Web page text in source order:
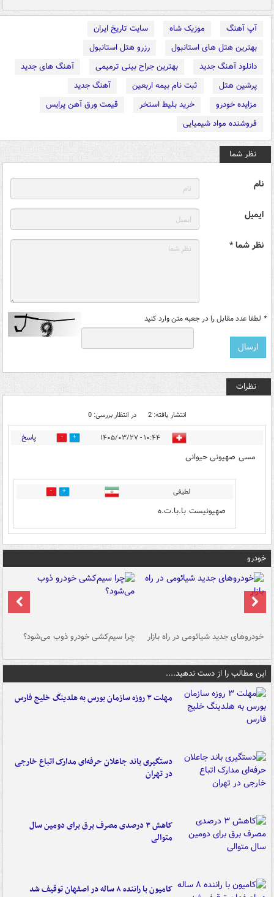
آپ آهنگ موزیک شاه
سایت تاریخ ایران
بهترین هتل های استانبول
رزرو هتل استانبول
دانلود آهنگ جدید
بهترین جراح بینی ترمیمی
آهنگ های جدید
پرشین هتل
ثبت نام بیمه اربعین
آهنگ جدید
مزایده خودرو
خرید بلیط استخر
قیمت ورق آهن پرایس
فروشنده مواد شیمیایی
نظر شما
نام
ایمیل
نظر شما *
* لطفا عدد مقابل را در جعبه متن وارد کنید
نظرات
انتشار یافته: 2 در انتظار بررسی: 0
۱۰:۴۴ - ۱۴۰۵/۰۳/۲۷ 1 پاسخ
مسی صهیونی حیوانی
لطیفی 1
صهیونیست با.با.ت.ه
خودرو
خودروهای جدید شیائومی در راه بازار چرا سیم‌کشی خودرو ذوب می‌شود؟
این مطالب را از دست ندهید....
مهلت ۳ روزه سازمان بورس به هلدینگ خلیج فارس
دستگیری باند جاعلان حرفه‌ای مدارک اتباع خارجی
در تهران
کاهش ۳ درصدی مصرف برق برای دومین سال
متوالی
کامیون با راننده ۸ ساله در اصفهان توقیف شد